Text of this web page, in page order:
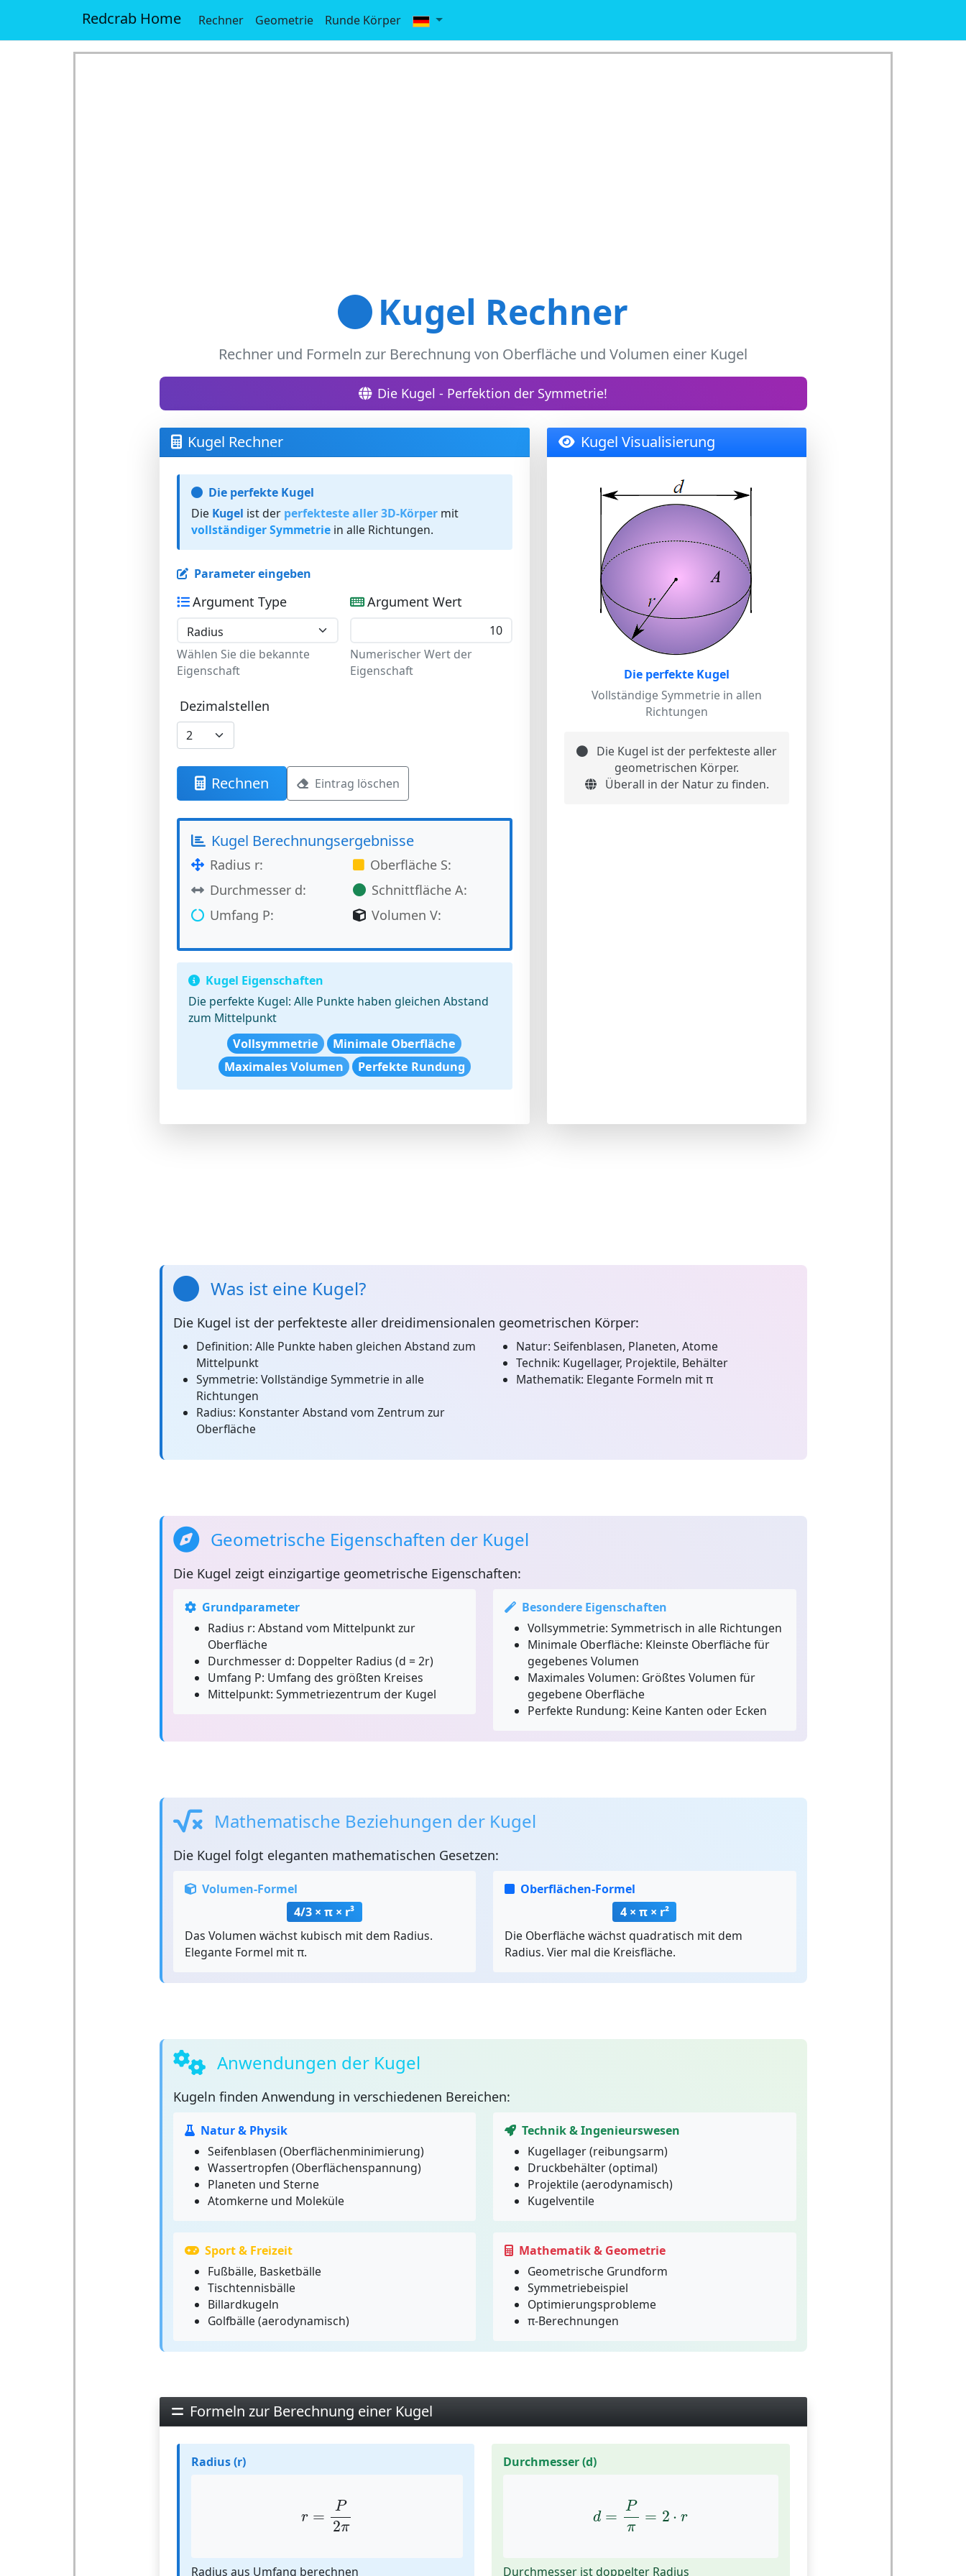
Redcrab Home Rechner Geometrie Runde Körper
Kugel Rechner
Rechner und Formeln zur Berechnung von Oberfläche und Volumen einer Kugel
Die Kugel - Perfektion der Symmetrie!
Kugel Rechner
Die perfekte Kugel
Die Kugel ist der perfekteste aller 3D-Körpermit
vollständiger Symmetriein alle Richtungen.
Parameter eingeben
Argument Type
Wählen Sie die bekannte
Eigenschaft
Argument Wert
Numerischer Wert der
Eigenschaft
Dezimalstellen
Rechnen Eintrag löschen
Kugel Berechnungsergebnisse
Radius r:
Durchmesser d:
Umfang P:
Oberfläche S:
Schnittfläche A:
Volumen V:
Kugel Eigenschaften
Die perfekte Kugel: Alle Punkte haben gleichen Abstand
zum Mittelpunkt
Vollsymmetrie
Minimale Oberfläche
Maximales Volumen
Perfekte Rundung
Kugel Visualisierung
Die perfekte Kugel
Vollständige Symmetrie in allen
Richtungen
Die Kugel ist der perfekteste aller
geometrischen Körper.
Überall in der Natur zu finden.
Was ist eine Kugel?
Die Kugel ist der perfekteste aller dreidimensionalen geometrischen Körper:
Definition: Alle Punkte haben gleichen Abstand zum
Mittelpunkt
Symmetrie: Vollständige Symmetrie in alle
Richtungen
Radius: Konstanter Abstand vom Zentrum zur
Oberfläche
Natur: Seifenblasen, Planeten, Atome
Technik: Kugellager, Projektile, Behälter
Mathematik: Elegante Formeln mit π
Geometrische Eigenschaften der Kugel
Die Kugel zeigt einzigartige geometrische Eigenschaften:
Grundparameter
Radius r: Abstand vom Mittelpunkt zur
Oberfläche
Durchmesser d: Doppelter Radius (d = 2r)
Umfang P: Umfang des größten Kreises
Mittelpunkt: Symmetriezentrum der Kugel
Besondere Eigenschaften
Vollsymmetrie: Symmetrisch in alle Richtungen
Minimale Oberfläche: Kleinste Oberfläche für
gegebenes Volumen
Maximales Volumen: Größtes Volumen für
gegebene Oberfläche
Perfekte Rundung: Keine Kanten oder Ecken
Mathematische Beziehungen der Kugel
Die Kugel folgt eleganten mathematischen Gesetzen:
Volumen-Formel
4/3 × π × r³
Das Volumen wächst kubisch mit dem Radius.
Elegante Formel mit π.
Oberflächen-Formel
4 × π × r²
Die Oberfläche wächst quadratisch mit dem
Radius. Vier mal die Kreisfläche.
Anwendungen der Kugel
Kugeln finden Anwendung in verschiedenen Bereichen:
Natur & Physik
Seifenblasen (Oberflächenminimierung)
Wassertropfen (Oberflächenspannung)
Planeten und Sterne
Atomkerne und Moleküle
Technik & Ingenieurswesen
Kugellager (reibungsarm)
Druckbehälter (optimal)
Projektile (aerodynamisch)
Kugelventile
Sport & Freizeit
Fußbälle, Basketbälle
Tischtennisbälle
Billardkugeln
Golfbälle (aerodynamisch)
Mathematik & Geometrie
Geometrische Grundform
Symmetriebeispiel
Optimierungsprobleme
π-Berechnungen
Formeln zur Berechnung einer Kugel
Radius (r)
r =
P
2π
2π
Radius aus Umfang berechnen
Durchmesser (d)
d =
P
π
= 2 ⋅ r
Pπ
Durchmesser ist doppelter Radius